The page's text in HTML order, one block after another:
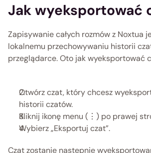
Jak wyeksportować
Zapisywanie całych rozmów z Noxtua
lokalnemu przechowywaniu historii
przeglądarce. Oto jak wyeksportować
Otwórz czat, który chcesz
historii czatów.
Kliknij ikonę menu (⋮) po prawej
Wybierz „Eksportuj czat”.
Czat zostanie następnie